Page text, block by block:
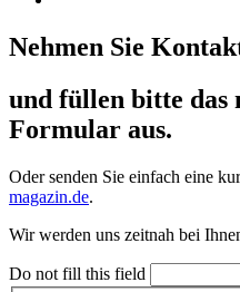
Nehmen Sie
und füllen bitte das
Formular aus.
Oder senden Sie einfach eine
magazin.de.
Wir werden uns zeitnah bei
Do not fill this field